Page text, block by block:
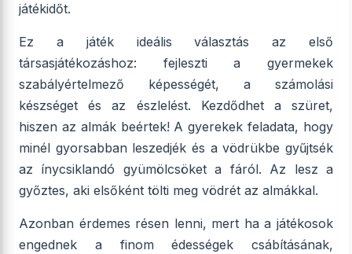
játékidőt.
Ez a játék ideális választás az első
társasjátékozáshoz: fejleszti a gyermekek
szabályértelmező képességét, a számolási
készséget és az észlelést. Kezdődhet a szüret,
hiszen az almák beértek! A gyerekek feladata, hogy
minél gyorsabban leszedjék és a vödrükbe gyűjtsék
az ínycsiklandó gyümölcsöket a fáról. Az lesz a
győztes, aki elsőként tölti meg vödrét az almákkal.
Azonban érdemes résen lenni, mert ha a játékosok
engednek a finom édességek csábításának,